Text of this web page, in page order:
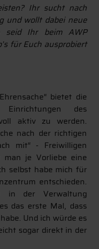
Ihr sucht nach
und wollt dabei neue
seid Ihr beim AWP
für Euch ausprobiert
bietet die
des
aktiv zu werden.
nach der richtigen
mit“ - Freiwilligen
man je Vorliebe eine
selbst habe mich für
entschieden.
in der Verwaltung
das erste Mal, dass
Und ich würde es
sogar direkt in der